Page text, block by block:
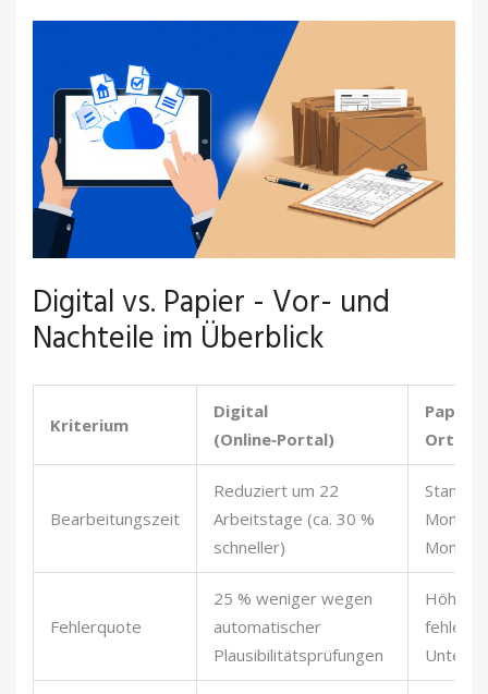
Digital vs. Papier - Vor- und
Nachteile im Überblick
Kriterium
Digital
(Online‑Portal)
Papier
Ort)
Bearbeitungszeit
Reduziert um 22
Arbeitstage (ca. 30 %
schneller)
Monate
Fehlerquote
25 % weniger wegen
automatischer
Plausibilitätsprüfungen
Höhere